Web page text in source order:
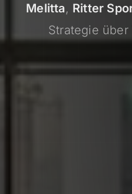
Melitta, Ritter
Strategie